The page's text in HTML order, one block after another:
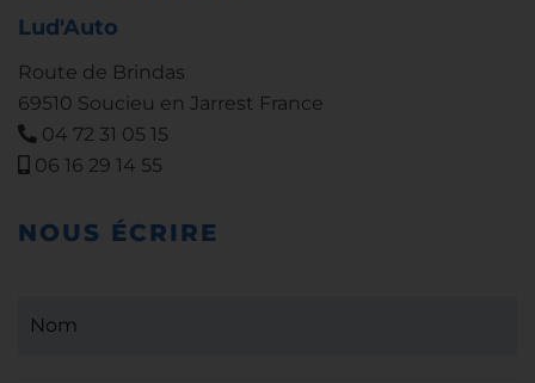
Lud'Auto
Route de Brindas
69510 Soucieu en Jarrest France
04 72 31 05 15
06 16 29 14 55
NOUS ÉCRIRE
Nom